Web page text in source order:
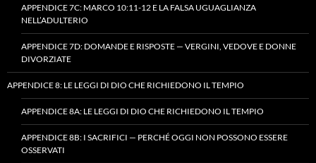
APPENDICE 7C: MARCO 10:11-12 E LA FALSA UGUAGLIANZA
NELL’ADULTERIO
APPENDICE 7D: DOMANDE E RISPOSTE — VERGINI, VEDOVE E DONNE
DIVORZIATE
APPENDICE 8: LE LEGGI DI DIO CHE RICHIEDONO IL TEMPIO
APPENDICE 8A: LE LEGGI DI DIO CHE RICHIEDONO IL TEMPIO
APPENDICE 8B: I SACRIFICI — PERCHÉ OGGI NON POSSONO ESSERE
OSSERVATI